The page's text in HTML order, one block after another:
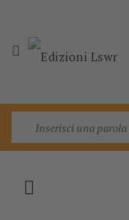

